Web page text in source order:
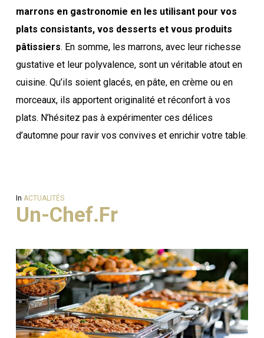
marrons en gastronomie en les utilisant pour vos
plats consistants, vos desserts et vous produits
pâtissiers. En somme, les marrons, avec leur richesse
gustative et leur polyvalence, sont un véritable atout en
cuisine. Qu’ils soient glacés, en pâte, en crème ou en
morceaux, ils apportent originalité et réconfort à vos
plats. N’hésitez pas à expérimenter ces délices
d’automne pour ravir vos convives et enrichir votre table.
In ACTUALITÉS
Un-Chef.fr